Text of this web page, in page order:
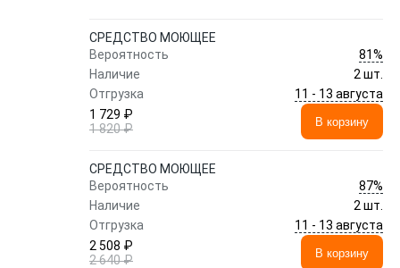
СРЕДСТВО МОЮЩЕЕ
Вероятность
81%
Наличие
2 шт.
Отгрузка
11 - 13 августа
1 729 ₽
1 820 ₽
В корзину
СРЕДСТВО МОЮЩЕЕ
Вероятность
87%
Наличие
2 шт.
Отгрузка
11 - 13 августа
2 508 ₽
2 640 ₽
В корзину